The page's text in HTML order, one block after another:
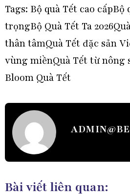
Tags: Bộ quà Tết cao cấpBộ
trọngBộ Quà Tết Ta 2026
thân tâmQuà Tết đặc sản
vùng miềnQuà Tết từ nông
Bloom Quà Tết
Bài viết liên quan: